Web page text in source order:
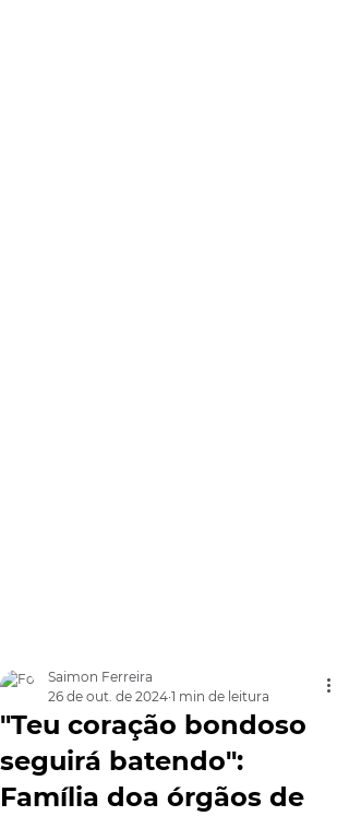
"Teu coração bondoso
seguirá batendo":
Família doa órgãos de
Saimon Ferreira
26 de out. de 2024 1 min de leitura